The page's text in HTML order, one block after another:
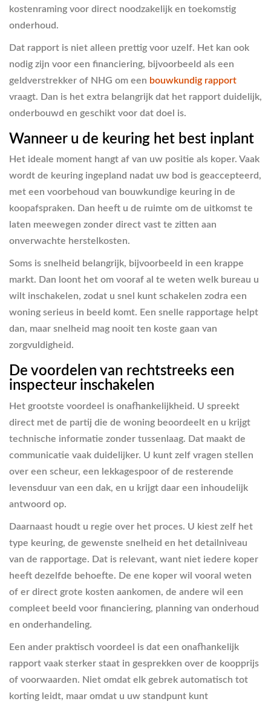
kostenraming voor direct noodzakelijk en toekomstig
onderhoud.
Dat rapport is niet alleen prettig voor uzelf. Het kan ook
nodig zijn voor een financiering, bijvoorbeeld als een
geldverstrekker of NHG om een bouwkundig rapport
vraagt. Dan is het extra belangrijk dat het rapport duidelijk,
onderbouwd en geschikt voor dat doel is.
Wanneer u de keuring het best inplant
Het ideale moment hangt af van uw positie als koper. Vaak
wordt de keuring ingepland nadat uw bod is geaccepteerd,
met een voorbehoud van bouwkundige keuring in de
koopafspraken. Dan heeft u de ruimte om de uitkomst te
laten meewegen zonder direct vast te zitten aan
onverwachte herstelkosten.
Soms is snelheid belangrijk, bijvoorbeeld in een krappe
markt. Dan loont het om vooraf al te weten welk bureau u
wilt inschakelen, zodat u snel kunt schakelen zodra een
woning serieus in beeld komt. Een snelle rapportage helpt
dan, maar snelheid mag nooit ten koste gaan van
zorgvuldigheid.
De voordelen van rechtstreeks een
inspecteur inschakelen
Het grootste voordeel is onafhankelijkheid. U spreekt
direct met de partij die de woning beoordeelt en u krijgt
technische informatie zonder tussenlaag. Dat maakt de
communicatie vaak duidelijker. U kunt zelf vragen stellen
over een scheur, een lekkagespoor of de resterende
levensduur van een dak, en u krijgt daar een inhoudelijk
antwoord op.
Daarnaast houdt u regie over het proces. U kiest zelf het
type keuring, de gewenste snelheid en het detailniveau
van de rapportage. Dat is relevant, want niet iedere koper
heeft dezelfde behoefte. De ene koper wil vooral weten
of er direct grote kosten aankomen, de andere wil een
compleet beeld voor financiering, planning van onderhoud
en onderhandeling.
Een ander praktisch voordeel is dat een onafhankelijk
rapport vaak sterker staat in gesprekken over de koopprijs
of voorwaarden. Niet omdat elk gebrek automatisch tot
korting leidt, maar omdat u uw standpunt kunt